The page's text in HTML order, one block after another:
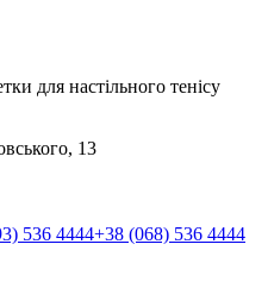
для настільного тенісу
13
536 4444+38 (068) 536 4444